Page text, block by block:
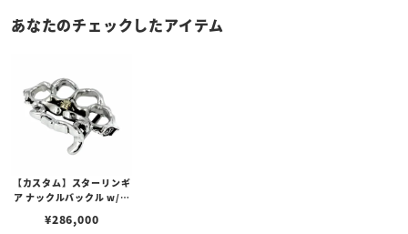
あなたのチェックしたアイテム
【カスタム】スターリンギ
ア ナックルバックル w/ブ
ム（ベルト付）
¥286,000